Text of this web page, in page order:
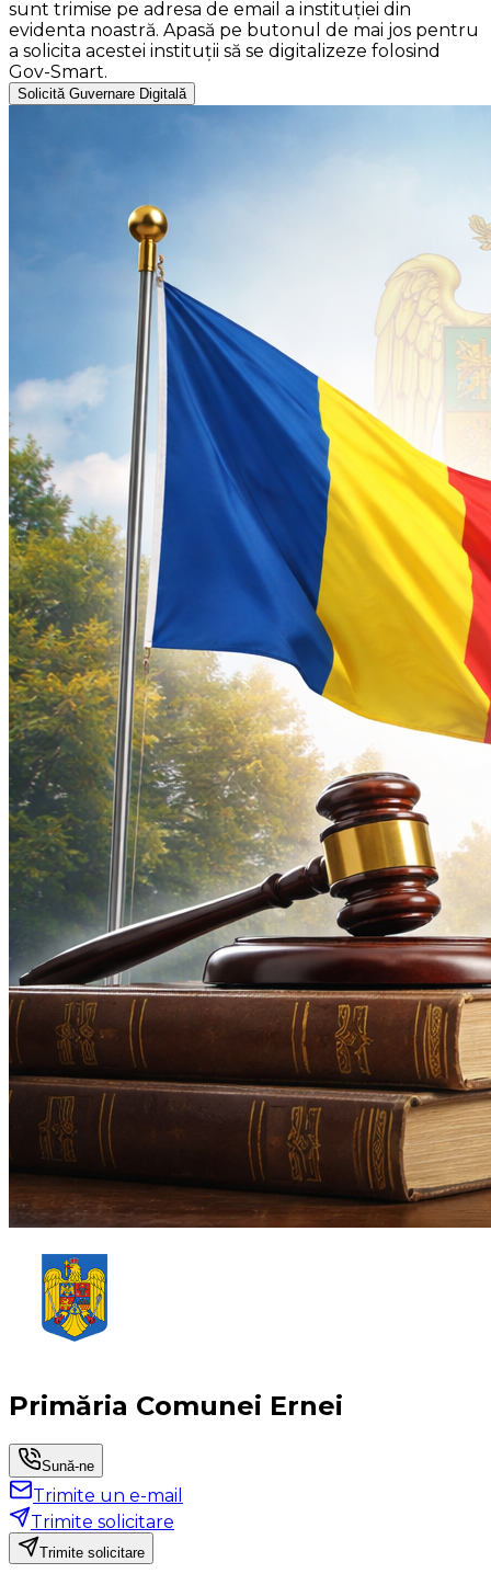
sunt trimise pe adresa de email a instituției din
evidenta noastră. Apasă pe butonul de mai jos pentru
a solicita acestei instituții să se digitalizeze folosind
Gov-Smart.
Solicită Guvernare Digitală
Primăria Comunei Ernei
Sună-ne
Trimite un e-mail
Trimite solicitare
Trimite solicitare